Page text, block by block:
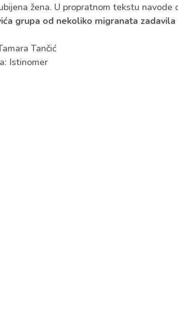
žena. U propratnom tekstu navode
grupa od nekoliko migranata zadavila
Tančić
Istinomer